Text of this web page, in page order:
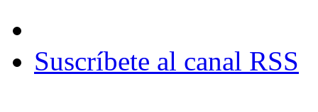
Suscríbete al canal RSS